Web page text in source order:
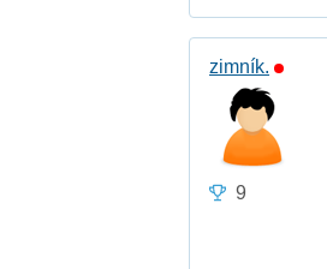
zimník.
9